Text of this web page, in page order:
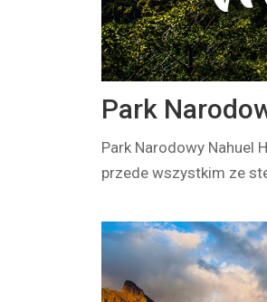
Park
Park Narodowy Nahuel
przede wszystkim ze